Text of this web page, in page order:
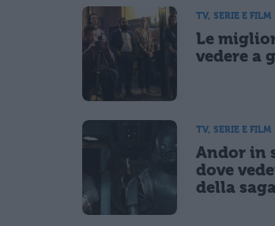
Ho letto e acconsento l' informativa
Acconsento all'uso dei miei dati da
CONFERMA E PUBBLICA
TV, SERIE E FILM
Le
vedere a
TV, SERIE E FILM
Andor in
dove
della